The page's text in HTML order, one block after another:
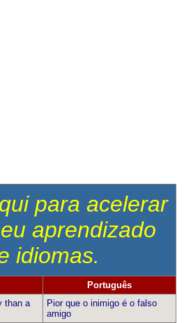
para acelerar
aprendizado
idiomas.
Português
than a
Pior que o inimigo é o falso
amigo